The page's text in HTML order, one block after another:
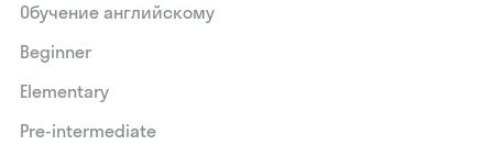
Обучение английскому
Beginner
Elementary
Pre-intermediate